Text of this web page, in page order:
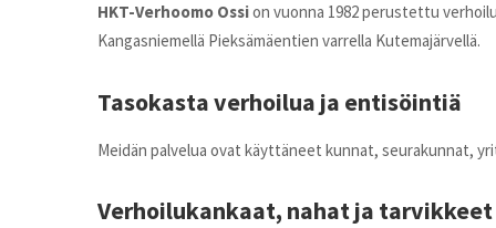
HKT-Verhoomo Ossion vuonna 1982 perustettu
Kangasniemellä Pieksämäentien varrella Kutemajärvellä.
Tasokasta verhoilua ja entisöintiä
Meidän palvelua ovat käyttäneet kunnat, seurakunnat,
Verhoilukankaat, nahat ja tarvikkeet